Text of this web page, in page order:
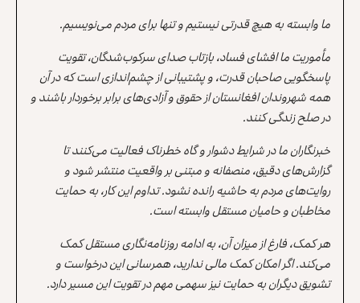
ما وابسته به هیچ قدرتی نیستیم و تنها برای مردم می‌نویسیم.
مأموریت ما افشای فساد، بازتاب صدای سرکوب‌شدگان، تقویت
پاسخگویی صاحبان قدرت، و پشتیبانی از چشم‌اندازی است که در آن
همه شهروندان افغانستان از حقوق و آزادی‌های برابر برخوردار باشند و
در صلح زندگی کنند.
خبرنگاران ما در شرایط دشوار و گاه خطرناک فعالیت می‌کنند تا
گزارش‌های دقیق، منصفانه و مبتنی بر واقعیت منتشر شود و
روایت‌های مردم به حاشیه رانده نشود. تداوم این کار، به حمایت
مخاطبان و حامیان مستقل وابسته است.
هر کمک، فارغ از میزان آن، به ادامه روزنامه‌نگاری مستقل کمک
می‌کند. اگر امکان کمک مالی ندارید، همرسانی این درخواست و
تشویق دیگران به حمایت نیز سهمی مهم در تقویت این مسیر دارد.